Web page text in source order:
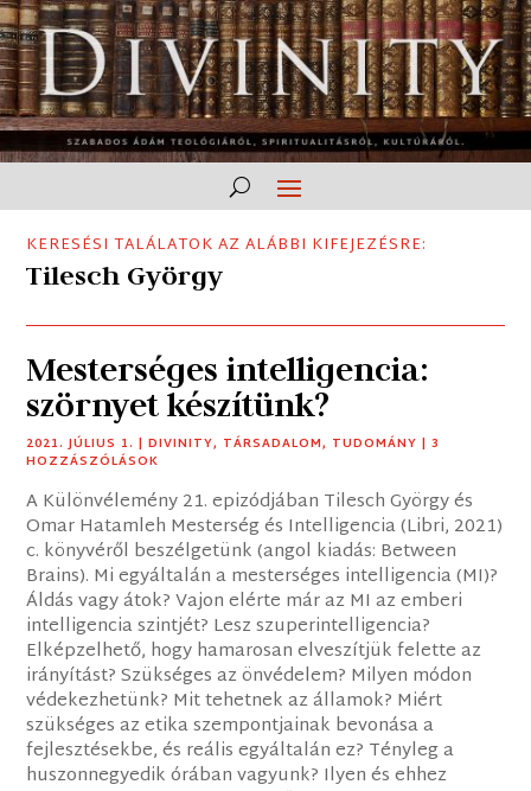
KERESÉSI TALÁLATOK AZ ALÁBBI KIFEJEZÉSRE:
Tilesch György
Mesterséges intelligencia:
szörnyet készítünk?
2021. JÚLIUS 1. |DIVINITY, TÁRSADALOM, TUDOMÁNY | 3
HOZZÁSZÓLÁSOK
A Különvélemény 21. epizódjában Tilesch György és
Omar Hatamleh Mesterség és Intelligencia (Libri, 2021)
c. könyvéről beszélgetünk (angol kiadás: Between
Brains). Mi egyáltalán a mesterséges intelligencia (MI)?
Áldás vagy átok? Vajon elérte már az MI az emberi
intelligencia szintjét? Lesz szuperintelligencia?
Elképzelhető, hogy hamarosan elveszítjük felette az
irányítást? Szükséges az önvédelem? Milyen módon
védekezhetünk? Mit tehetnek az államok? Miért
szükséges az etika szempontjainak bevonása a
fejlesztésekbe, és reális egyáltalán ez? Tényleg a
huszonnegyedik órában vagyunk? Ilyen és ehhez